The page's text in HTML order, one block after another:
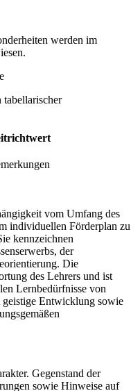
werden im
vom Umfang des
individuellen Förderplan zu
kennzeichnen
der
Die
des Lehrers und ist
Lernbedürfnisse von
Entwicklung sowie
Gegenstand der
sowie Hinweise auf